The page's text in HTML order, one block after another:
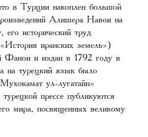
в Турции накоплен большой
Алишера Навои на
исторический труд
иранских земель»)
Фанои и издан в 1792 году в
турецкий язык было
ул-лугатайн»
прессе публикуются
мира, посвященных великому